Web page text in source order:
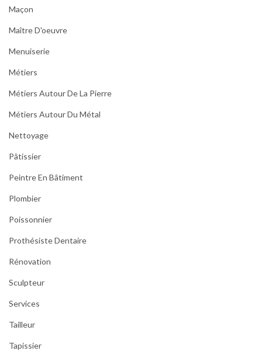
Maçon
Maître D'oeuvre
Menuiserie
Métiers
Métiers Autour De La Pierre
Métiers Autour Du Métal
Nettoyage
Pâtissier
Peintre En Bâtiment
Plombier
Poissonnier
Prothésiste Dentaire
Rénovation
Sculpteur
Services
Tailleur
Tapissier